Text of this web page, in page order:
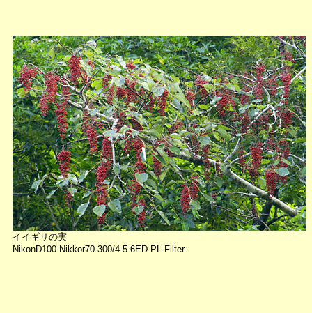
イイギリの実
NikonD100 Nikkor70-300/4-5.6ED PL-Filter